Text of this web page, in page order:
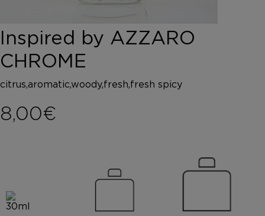
HOROMIA
SPECIAL OFFERS
ΚΑΛΑΘΙ
Inspired by AZZARO
CHROME
citrus,aromatic,woody,fresh,fresh spicy
8,00€